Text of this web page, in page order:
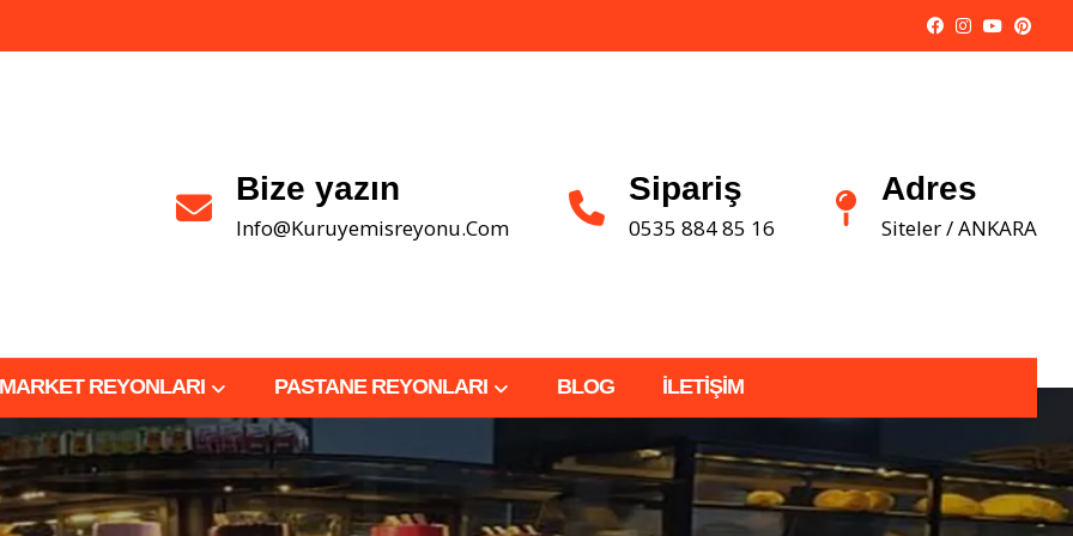
Bize yazın
Info@kuruyemisreyonu.com
Sipariş
0535 884 85 16
Adres
Siteler / ANKARA
MARKET REYONLARI PASTANE REYONLARI BLOG İLETIŞIM